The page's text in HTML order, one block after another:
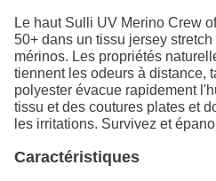
Le haut Sulli UV Merino Crew
50+ dans un tissu jersey
mérinos. Les propriétés
tiennent les odeurs à distance,
polyester évacue rapidement
tissu et des coutures plates et
les irritations. Survivez et
Caractéristiques